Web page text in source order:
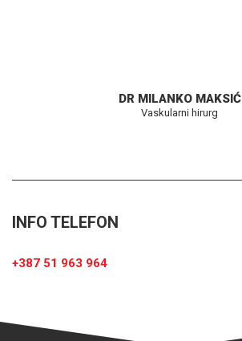
DR MILANKO MAKSIĆ
Vaskularni hirurg
INFO TELEFON
+387 51 963 964